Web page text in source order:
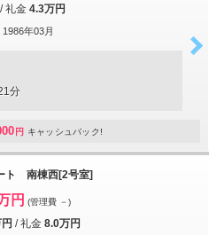
/礼金 4.3万円
1986年03月
分
円 キャッシュバック!
ト 南棟西[2号室]
円 (管理費 －)
/礼金 8.0万円